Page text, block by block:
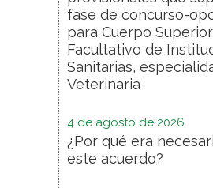
fase de concurso-
para Cuerpo Superior
Facultativo de
Sanitarias,
Veterinaria
4 de agosto de 2026
¿Por qué era
este acuerdo?